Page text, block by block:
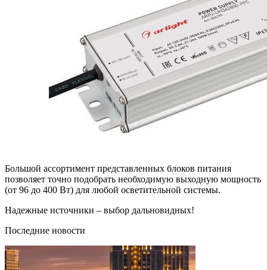
Большой ассортимент представленных блоков питания
позволяет точно подобрать необходимую выходную мощность
(от 96 до 400 Вт) для любой осветительной системы.
Надежные источники – выбор дальновидных!
Последние новости